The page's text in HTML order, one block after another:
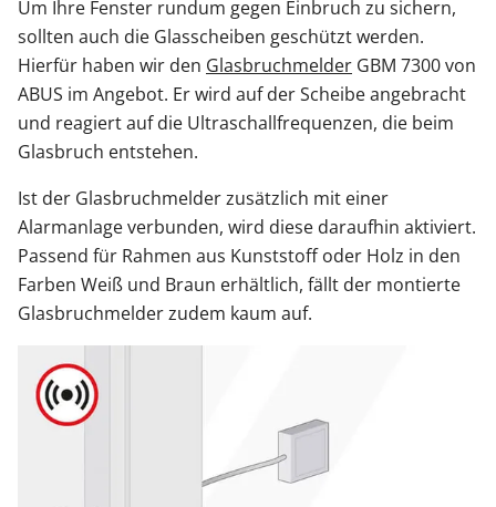
Um Ihre Fenster rundum gegen Einbruch zu sichern,
sollten auch die Glasscheiben geschützt werden.
Hierfür haben wir den Glasbruchmelder GBM 7300 von
ABUS im Angebot. Er wird auf der Scheibe angebracht
und reagiert auf die Ultraschallfrequenzen, die beim
Glasbruch entstehen.
Ist der Glasbruchmelder zusätzlich mit einer
Alarmanlage verbunden, wird diese daraufhin aktiviert.
Passend für Rahmen aus Kunststoff oder Holz in den
Farben Weiß und Braun erhältlich, fällt der montierte
Glasbruchmelder zudem kaum auf.